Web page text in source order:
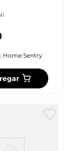
Home Sentry